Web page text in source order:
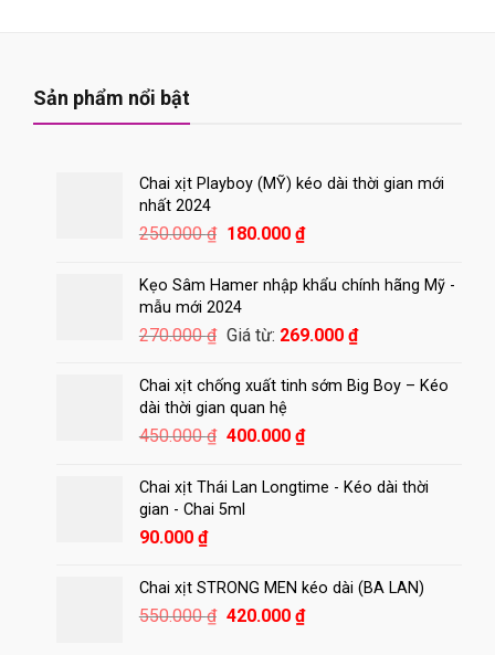
Sản phẩm nổi bật
Chai xịt Playboy (MỸ) kéo dài thời gian mới
nhất 2024
250.000₫ Giá
là:
250.000 ₫.
180.000 ₫Giá
tại
180.000 ₫.
Kẹo Sâm Hamer nhập khẩu chính hãng Mỹ -
mẫu mới 2024
270.000₫ Giá từ: 269.000 ₫
Chai xịt chống xuất tinh sớm Big Boy – Kéo
dài thời gian quan hệ
450.000₫ Giá
là:
450.000 ₫.
400.000 ₫Giá
tại
Chai xịt Thái Lan Longtime - Kéo dài thời
gian - Chai 5ml
90.000 ₫
Chai xịt STRONG MEN kéo dài (BA LAN)
550.000₫ Giá
420.000 ₫Giá